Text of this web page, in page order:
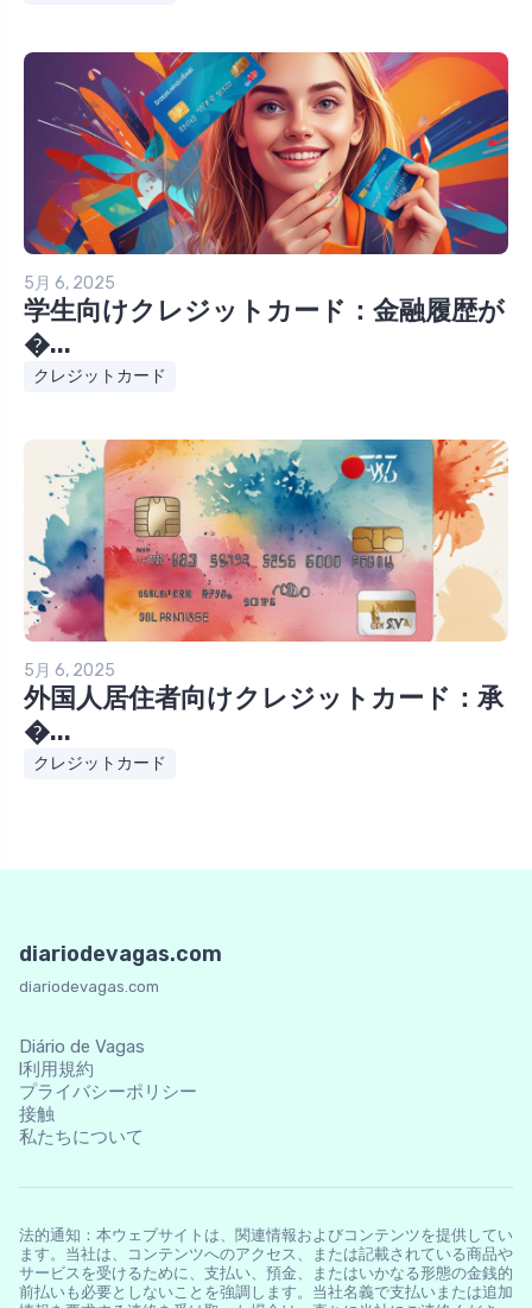
5月 6, 2025
学生向けクレジットカード：金融履歴が
�...
クレジットカード
5月 6, 2025
外国人居住者向けクレジットカード：承
�...
クレジットカード
diariodevagas.com
diariodevagas.com
Diário de Vagas
l利用規約
プライバシーポリシー
接触
私たちについて
法的通知：本ウェブサイトは、関連情報およびコンテンツを提供してい
ます。当社は、コンテンツへのアクセス、または記載されている商品や
サービスを受けるために、支払い、預金、またはいかなる形態の金銭的
前払いも必要としないことを強調します。当社名義で支払いまたは追加